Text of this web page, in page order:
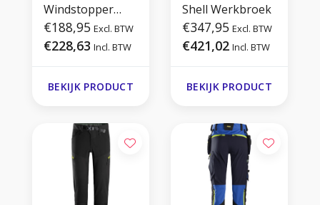
Windstopper
Broek
€188,95 Excl. BTW
€228,63 Incl. BTW
BEKIJK PRODUCT
Shell Werkbroek
€347,95 Excl. BTW
€421,02 Incl. BTW
BEKIJK PRODUCT